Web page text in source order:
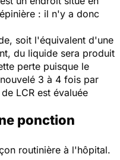
: il n'y a donc
soit l'équivalent d'une
du liquide sera produit
perte puisque le
3 à 4 fois par
LCR est évaluée
ponction
routinière à l'hôpital.